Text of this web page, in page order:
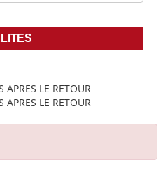
APRES LE RETOUR
APRES LE RETOUR